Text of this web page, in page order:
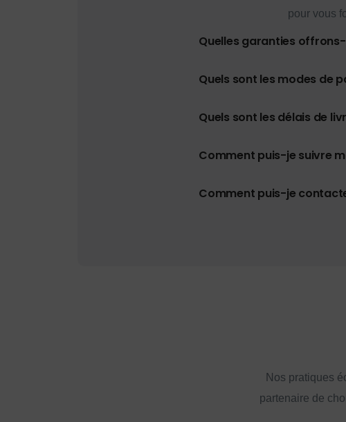
pour vous
Quelles garanties
Quels sont les modes de
Quels sont les délais de
Comment puis-je suivre
Comment puis-je
Nos pratiques
partenaire de